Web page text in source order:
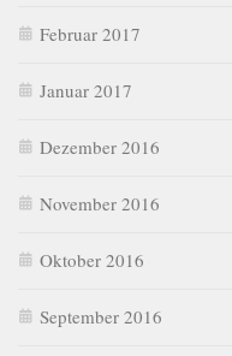
Februar 2017
Januar 2017
Dezember 2016
November 2016
Oktober 2016
September 2016